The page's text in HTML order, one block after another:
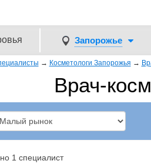
Запорожье
→ Косметологи Запорожья →
Врач-
1 специалист